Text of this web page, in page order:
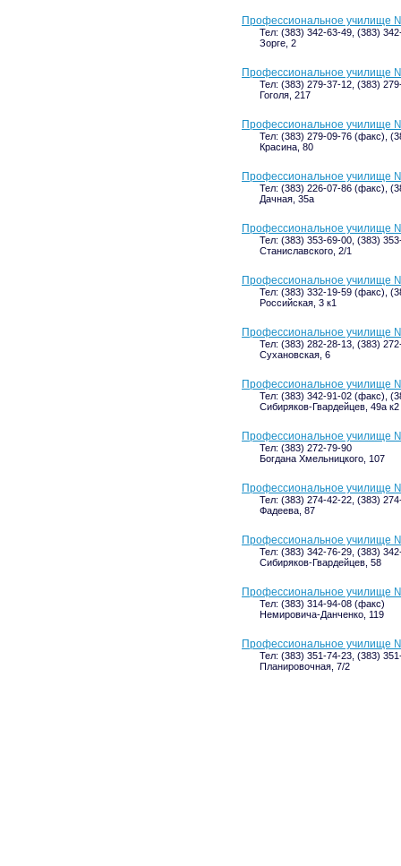
Профессиональное училище
Тел: (383) 342-63-49, (383)
Зорге, 2
Профессиональное училище
Тел: (383) 279-37-12, (383)
Гоголя, 217
Профессиональное училище
Тел: (383) 279-09-76 (факс),
Красина, 80
Профессиональное училище
Тел: (383) 226-07-86 (факс),
Дачная, 35а
Профессиональное училище
Тел: (383) 353-69-00, (383)
Станиславского, 2/1
Профессиональное училище
Тел: (383) 332-19-59 (факс),
Российская, 3 к1
Профессиональное училище
Тел: (383) 282-28-13, (383)
Сухановская, 6
Профессиональное училище
Тел: (383) 342-91-02 (факс),
Сибиряков-Гвардейцев, 49а к2
Профессиональное училище
Тел: (383) 272-79-90
Богдана Хмельницкого, 107
Профессиональное училище
Тел: (383) 274-42-22, (383)
Фадеева, 87
Профессиональное училище
Тел: (383) 342-76-29, (383)
Сибиряков-Гвардейцев, 58
Профессиональное училище
Тел: (383) 314-94-08 (факс)
Немировича-Данченко, 119
Профессиональное училище
Тел: (383) 351-74-23, (383)
Планировочная, 7/2